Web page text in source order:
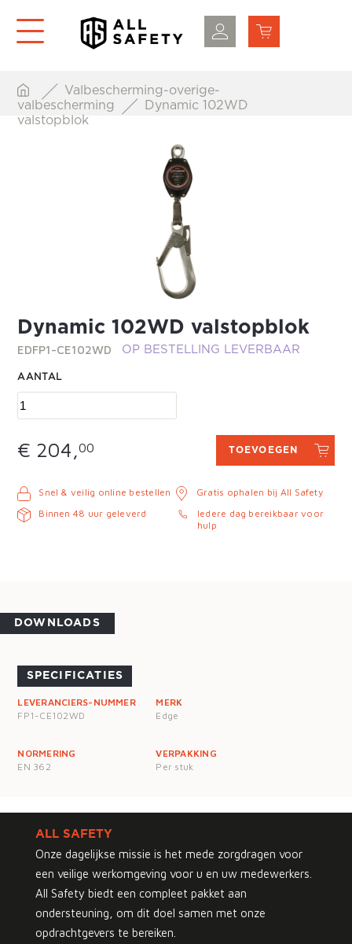
Valbescherming-overige-
valbescherming
Dynamic 102WD
valstopblok
Dynamic 102WD valstopblok
EDFP1-CE102WD OP BESTELLING LEVERBAAR
AANTAL
€ 204,00 TOEVOEGEN
Snel & veilig online bestellen
Binnen 48 uur geleverd
Gratis ophalen bij All Safety
Iedere dag bereikbaar voor
hulp
DOWNLOADS
SPECIFICATIES
LEVERANCIERS-NUMMER
FP1-CE102WD
MERK
Edge
NORMERING
EN 362
VERPAKKING
Per stuk
ALL SAFETY
Onze dagelijkse missie is het mede zorgdragen voor
een veilige werkomgeving voor u en uw medewerkers.
All Safety biedt een compleet pakket aan
ondersteuning, om dit doel samen met onze
opdrachtgevers te bereiken.